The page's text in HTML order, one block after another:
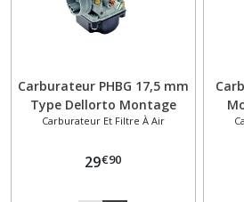
Carburateur PHBG 17,5 mm
Type Dellorto Montage
Rigide Peugeot 103 SP MVL
Carburateur Et Filtre À Air
29€90
Fourche
boue
(17)